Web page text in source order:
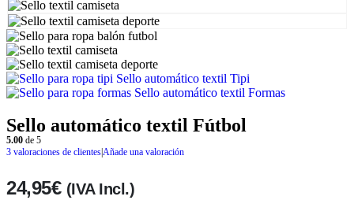
Sello automático textil Tipi
Sello automático textil Formas
Sello automático textil Fútbol
5.00 de 5
3 valoraciones de clientesAñade una valoración
24,95€ (IVA Incl.)